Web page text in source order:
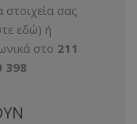
σας
εδώ) ή
στο 211
398